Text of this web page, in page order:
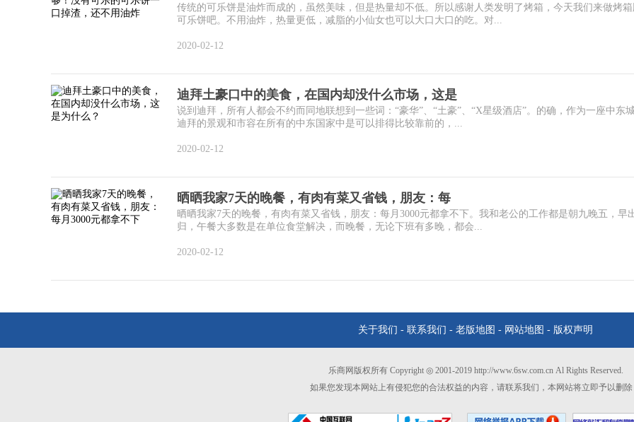
传统的可乐饼是油炸而成的，虽然美味，但是热量却不低。所以感谢人类发明了烤箱，今天我们来做烤
可乐饼吧。不用油炸，热量更低，减脂的小仙女也可以大口大口的吃。对...
2020-02-12
迪拜土豪口中的美食，在国内却没什么市场，这是
说到迪拜，所有人都会不约而同地联想到一些词：“豪华”、“土豪”、“X星级酒店”。的确，作为一座中东
迪拜的景观和市容在所有的中东国家中是可以排得比较靠前的，...
2020-02-12
晒晒我家7天的晚餐，有肉有菜又省钱，朋友：每
晒晒我家7天的晚餐，有肉有菜又省钱，朋友：每月3000元都拿不下。我和老公的工作都是朝九晚五，早
归，午餐大多数是在单位食堂解决，而晚餐，无论下班有多晚，都会...
2020-02-12
关于我们 - 联系我们 - 老版地图 - 网站地图 - 版权声明
乐商网版权所有 Copyright ◎ 2001-2019 http://www.6sw.com.cn Al Rights Reserved.
如果您发现本网站上有侵犯您的合法权益的内容，请联系我们，本网站将立即予以删